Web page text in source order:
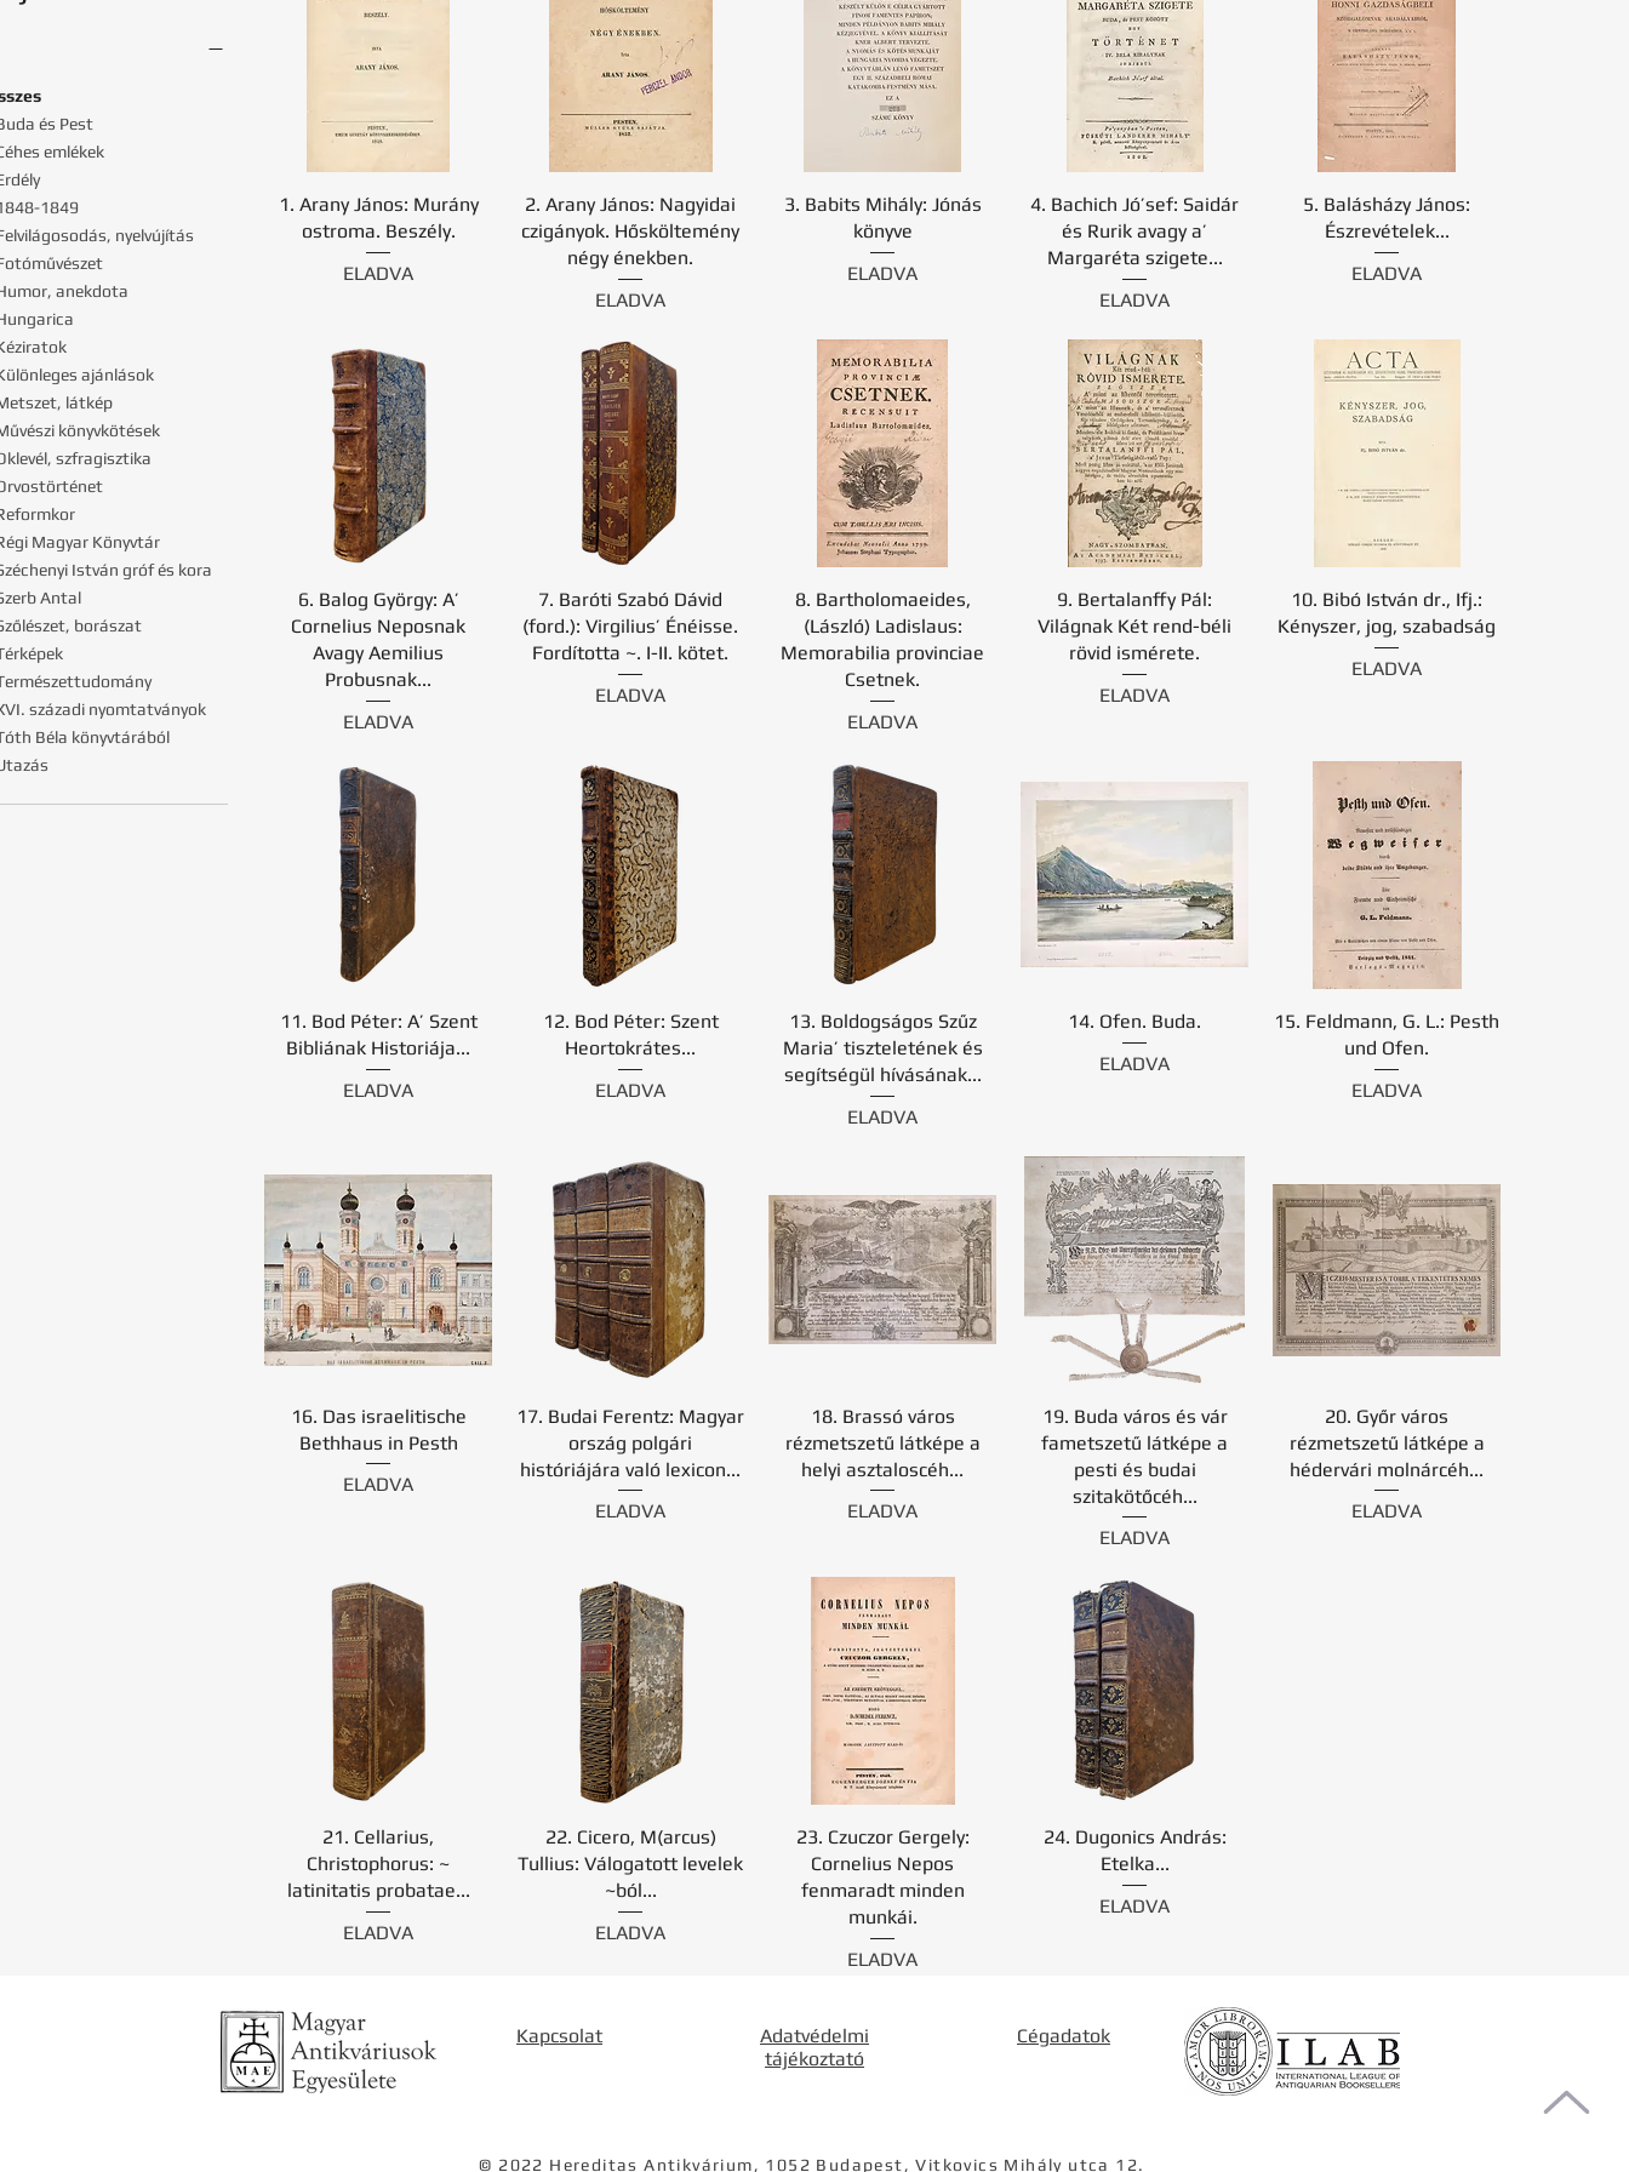
és Pest
emlékek
1849
nyelvújítás
anekdota
ajánlások
látkép
könyvkötések
szfragisztika
Magyar Könyvtár
István gróf és kora
Antal
borászat
századi nyomtatványok
Béla könyvtárából
1. Arany János: Murány
ostroma. Beszély.
ELADVA
2. Arany János: Nagyidai
czigányok. Hősköltemény
négy énekben.
ELADVA
3. Babits Mihály: Jónás
könyve
ELADVA
4. Bachich Jó’sef: Saidár
és Rurik avagy a’
Margaréta szigete...
ELADVA
5. Balásházy János:
Észrevételek...
ELADVA
6. Balog György: A’
Cornelius Neposnak
Avagy Aemilius
Probusnak...
ELADVA
7. Baróti Szabó Dávid
(ford.): Virgilius’ Énéisse.
Fordította ~. I-II. kötet.
ELADVA
8. Bartholomaeides,
(László) Ladislaus:
Memorabilia provinciae
Csetnek.
ELADVA
9. Bertalanffy Pál:
Világnak Két rend-béli
rövid ismérete.
ELADVA
10. Bibó István dr., Ifj.:
Kényszer, jog, szabadság
ELADVA
11. Bod Péter: A’ Szent
Bibliának Historiája...
ELADVA
12. Bod Péter: Szent
Heortokrátes...
ELADVA
13. Boldogságos Szűz
Maria’ tiszteletének és
segítségül hívásának...
ELADVA
14. Ofen. Buda.
ELADVA
15. Feldmann, G. L.: Pesth
und Ofen.
ELADVA
16. Das israelitische
Bethhaus in Pesth
ELADVA
17. Budai Ferentz: Magyar
ország polgári
históriájára való lexicon...
ELADVA
18. Brassó város
rézmetszetű látképe a
helyi asztaloscéh...
ELADVA
19. Buda város és vár
fametszetű látképe a
pesti és budai
szitakötőcéh...
ELADVA
20. Győr város
rézmetszetű látképe a
hédervári molnárcéh...
ELADVA
21. Cellarius,
Christophorus: ~
latinitatis probatae...
ELADVA
22. Cicero, M(arcus)
Tullius: Válogatott levelek
~ból...
ELADVA
23. Czuczor Gergely:
Cornelius Nepos
fenmaradt minden
munkái.
ELADVA
24. Dugonics András:
Etelka...
ELADVA
Kapcsolat
Adatvédelmi
tájékoztató
Cégadatok
© 2022 Hereditas Antikvárium, 1052 Budapest, Vitkovics Mihály utca 12.